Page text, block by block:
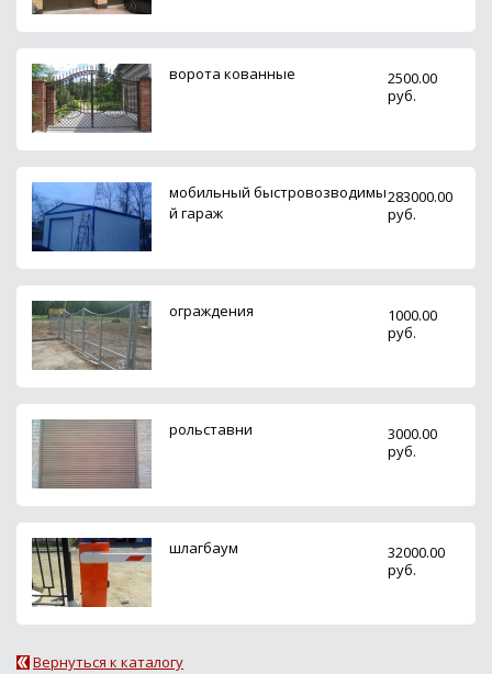
ворота кованные
2500.00
руб.
мобильный быстровозводимы
й гараж
283000.00
руб.
ограждения
1000.00
руб.
рольставни
3000.00
руб.
шлагбаум
32000.00
руб.
Вернуться к каталогу